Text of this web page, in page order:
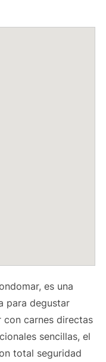
es una
para degustar
con carnes directas
sencillas, el
total seguridad